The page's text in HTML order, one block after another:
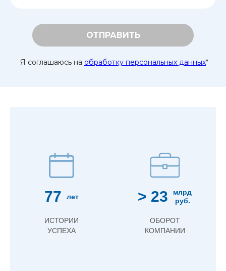
ОТПРАВИТЬ
Я соглашаюсь на обработку персональных данных*
77 лет
ИСТОРИИ
УСПЕХА
> 23
млрд
руб.
ОБОРОТ
КОМПАНИИ